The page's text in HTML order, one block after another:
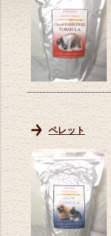
ペレット